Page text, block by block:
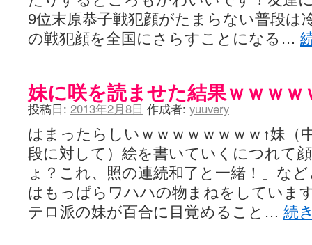
9位末原恭子戦犯顔がたまらない普段は
の戦犯顔を全国にさらすことになる…
妹に咲を読ませた結果ｗｗｗｗ
投稿日: 2013年2月8日 作成者: yuuvery
はまったらしいｗｗｗｗｗｗｗｗ↑妹（
段に対して）絵を書いていくにつれて
ょ？これ、照の連続和了と一緒！」な
はもっぱらワハハの物まねをしていま
テロ派の妹が百合に目覚めること… 続